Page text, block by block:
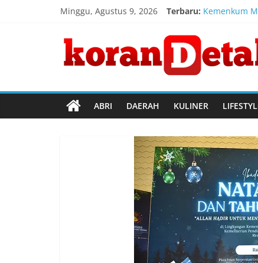
Minggu, Agustus 9, 2026 Terbaru: Kemenkum
Setetes
Inovasi
Wagub Malut
Koran
Detak
Menembus
Batas
ABRI DAERAH KULINER